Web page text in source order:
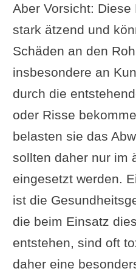
Aber Vorsicht:
stark ätzend und
Schäden an den
insbesondere an
durch die
oder Risse
belasten sie das
sollten daher nur im
eingesetzt werden.
ist die
die beim Einsatz
entstehen, sind oft
daher eine